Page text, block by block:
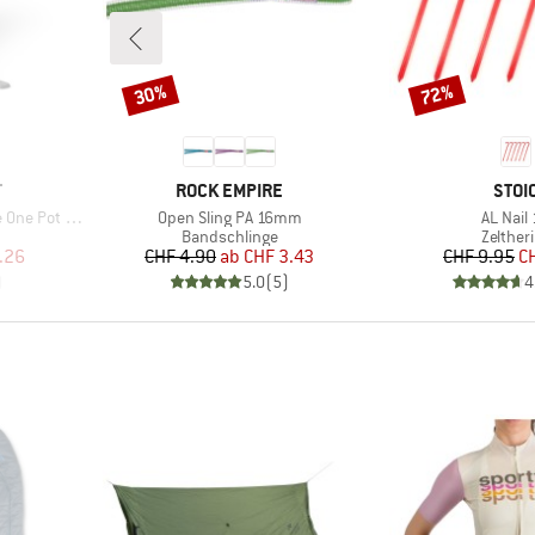
Cook Set
Preis
MARKE
ROCK EMPIRE
Artikel
Open Sling PA 16mm
Produktgruppe
Bandschlinge
Preis
CHF 4.90 reduzierter Preis
ab CHF 3.43
5.0(5)
Rabatt
30%
Artikel
AL Nail
CHF 9.95
Rabatt
72%